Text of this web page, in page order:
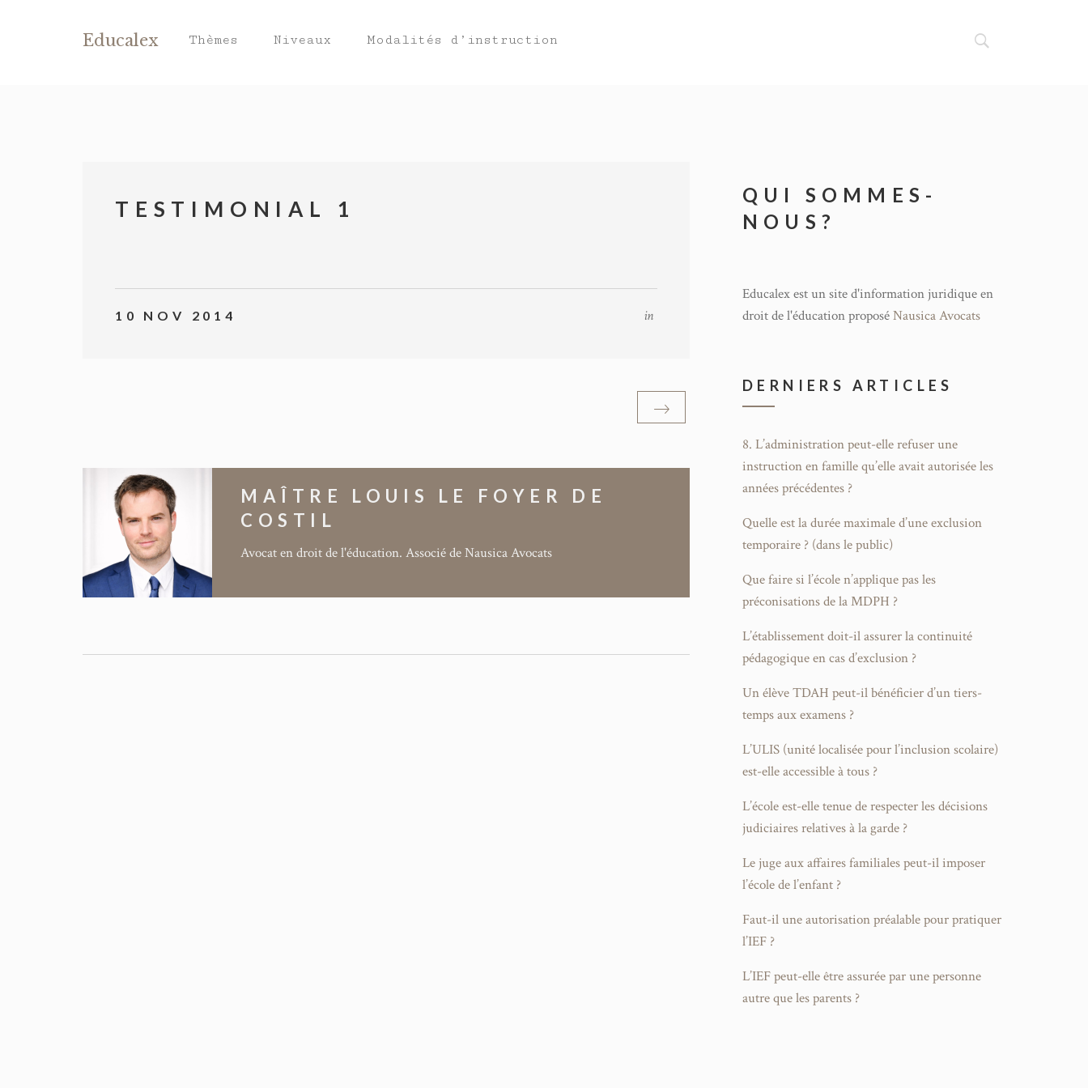
Educalex Thèmes Niveaux Modalités d’instruction
TESTIMONIAL 1
10 NOV 2014 in
MAÎTRE LOUIS LE FOYER DE
COSTIL
Avocat en droit de l'éducation. Associé de Nausica Avocats
QUI SOMMES-
NOUS?
Educalex est un site d'information juridique en
droit de l'éducation proposéNausica Avocats
DERNIERS ARTICLES
8. L’administration peut-elle refuser une
instruction en famille qu’elle avait autorisée les
années précédentes ?
Quelle est la durée maximale d’une exclusion
temporaire ? (dans le public)
Que faire si l’école n’applique pas les
préconisations de la MDPH ?
L’établissement doit-il assurer la continuité
pédagogique en cas d’exclusion ?
Un élève TDAH peut-il bénéficier d’un tiers-
temps aux examens ?
L’ULIS (unité localisée pour l’inclusion scolaire)
est-elle accessible à tous ?
L’école est-elle tenue de respecter les décisions
judiciaires relatives à la garde ?
Le juge aux affaires familiales peut-il imposer
l’école de l’enfant ?
Faut-il une autorisation préalable pour pratiquer
l’IEF ?
L’IEF peut-elle être assurée par une personne
autre que les parents ?